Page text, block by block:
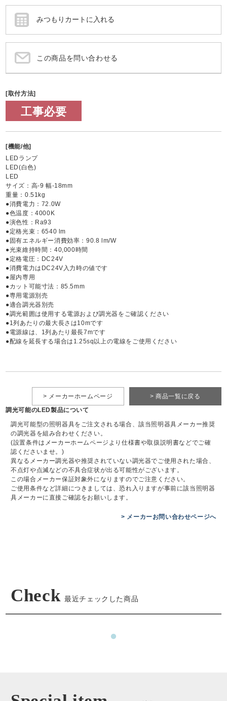
この商品を問い合わせる
[取付方法]
工事必要
[機能/他]
LEDランプ
LED(白色)
LED
サイズ：高-9 幅-18mm
重量：0.51kg
●消費電力：72.0W
●色温度：4000K
●演色性：Ra93
●定格光束：6540 lm
●固有エネルギー消費効率：90.8 lm/W
●光束維持時間：40,000時間
●定格電圧：DC24V
●消費電力はDC24V入力時の値です
●屋内専用
●カット可能寸法：85.5mm
●専用電源別売
●適合調光器別売
●調光範囲は使用する電源および調光器をご確認ください
●1列あたりの最大長さは10mです
●電源線は、1列あたり最長7mです
●配線を延長する場合は1.25sq以上の電線をご使用ください
> 商品一覧に戻る
> メーカーホームページ
調光可能のLED製品について
調光可能型の照明器具をご注文される場合、該当照明器具メーカー推奨
の調光器を組み合わせください。
(設置条件はメーカーホームページより仕様書や取扱説明書などでご確
認くださいませ。)
異なるメーカー調光器や推奨されていない調光器でご使用された場合、
不点灯や点滅などの不具合症状が出る可能性がございます。
この場合メーカー保証対象外になりますのでご注意ください。
ご使用条件など詳細につきましては、恐れ入りますが事前に該当照明器
具メーカーに直接ご確認をお願いします。
> メーカーお問い合わせページへ
Check 最近チェックした商品